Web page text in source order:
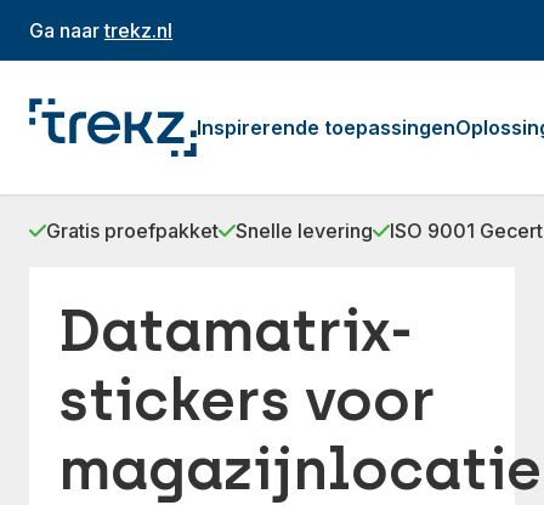
Ga naartrekz.nl
Inspirerende toepassingen
Gratis proefpakket Snelle levering ISO 9001
Datamatrix-
stickers voor